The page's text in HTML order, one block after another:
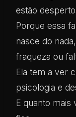
estão
Porque essa
nasce do
fraqueza ou
Ela tem a ver
psicologia e
E quanto mais